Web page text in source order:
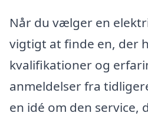
Når du vælger en
vigtigt at finde en, der
kvalifikationer og
anmeldelser fra
en idé om den service,